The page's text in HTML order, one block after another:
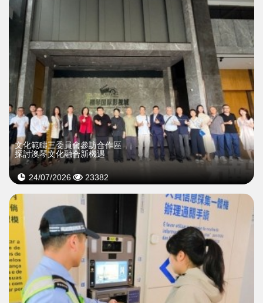
文化範疇三委員會參訪合作區
探討澳琴文化融合新機遇
24/07/2026 23382